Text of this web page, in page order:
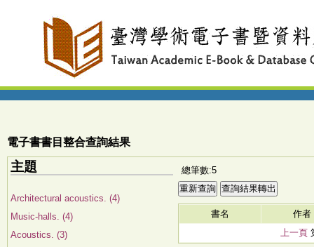
電子書書目整合查詢結果
主題
Architectural acoustics. (4)
Music-halls. (4)
Acoustics. (3)
總筆數:5
書名
作者
上一頁